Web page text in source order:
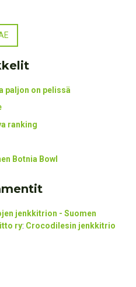
paljon on pelissä
ranking
Botnia Bowl
jenkkitrion - Suomen
ry: Crocodilesin jenkkitrio